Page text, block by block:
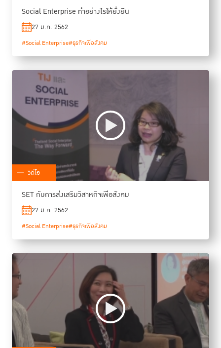
Social Enterprise ทำอย่างไรให้ยั่งยืน
27 ม.ค. 2562
#Social Enterprise#ธุรกิจเพื่อสังคม
วิดีโอ
SET กับการส่งเสริมวิสาหกิจเพื่อสังคม
27 ม.ค. 2562
#Social Enterprise#ธุรกิจเพื่อสังคม